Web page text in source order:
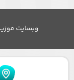
وبسایت